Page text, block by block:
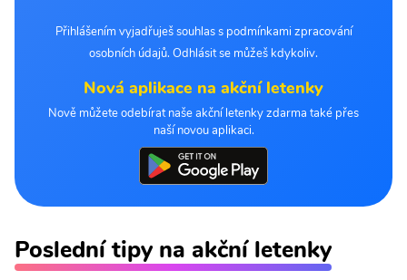
Přihlášením vyjadřuješ souhlas s podmínkami zpracování
osobních údajů. Odhlásit se můžeš kdykoliv.
Nová aplikace na akční letenky
Nově můžete odebírat naše akční letenky zdarma také přes
naší novou aplikaci.
Poslední tipy na akční letenky